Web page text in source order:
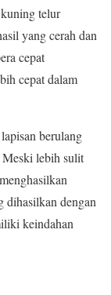
telur
yang cerah dan
cepat
cepat dalam
berulang
Meski lebih sulit
dihasilkan dengan
keindahan